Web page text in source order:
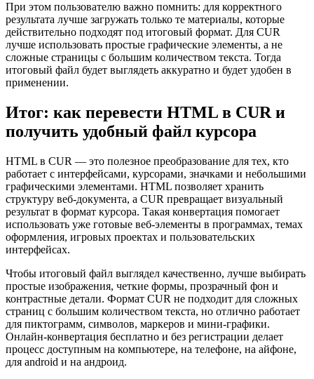
При этом пользователю важно помнить: для корректного
результата лучше загружать только те материалы, которые
действительно подходят под итоговый формат. Для CUR
лучше использовать простые графические элементы, а не
сложные страницы с большим количеством текста. Тогда
итоговый файл будет выглядеть аккуратно и будет удобен в
применении.
Итог: как перевести HTML в CUR и
получить удобный файл курсора
HTML в CUR — это полезное преобразование для тех, кто
работает с интерфейсами, курсорами, значками и небольшими
графическими элементами. HTML позволяет хранить
структуру веб-документа, а CUR превращает визуальный
результат в формат курсора. Такая конвертация помогает
использовать уже готовые веб-элементы в программах, темах
оформления, игровых проектах и пользовательских
интерфейсах.
Чтобы итоговый файл выглядел качественно, лучше выбирать
простые изображения, четкие формы, прозрачный фон и
контрастные детали. Формат CUR не подходит для сложных
страниц с большим количеством текста, но отлично работает
для пиктограмм, символов, маркеров и мини-графики.
Онлайн-конвертация бесплатно и без регистрации делает
процесс доступным на компьютере, на телефоне, на айфоне,
для android и на андроид.